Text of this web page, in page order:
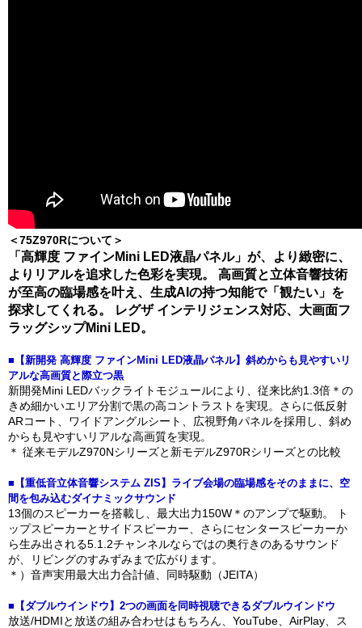
＜75Z970Rについて＞
「高輝度 ファインMini LED液晶パネル」が、より緻密に、
よりリアルを追求した色彩を実現。 高画質と立体音響技術
が至高の臨場感を叶え、生成AIの持つ知能で「観たい」を
探求してくれる。 レグザ インテリジェンス対応、大画面フ
ラッグシップMini LED。
■【新開発 高輝度 ファインMini LED液晶パネル】斜めからも見やすいリ
アルな高画質と際立つ黒
新開発Mini LEDバックライトモジュールにより、従来比約1.3倍＊の
きめ細かいエリア分割で黒の高コントラストを実現。さらに低反射
ARコート、ワイドアングルシート、広視野角パネルを採用し、斜め
からも見やすいリアルな高画質を実現。
＊ 従来モデルZ970Nシリーズと新モデルZ970Rシリーズとの比較
■【重低音立体音響システム ZIS】ライブ会場の臨場感をそのままに、空
間を包み込むダイナミックサウンド
13個のスピーカーを搭載し、最大出力150W＊のアンプで駆動。 ト
ップスピーカーとサイドスピーカー、さらにセンタースピーカーか
ら生み出される5.1.2チャンネルならではの奥行きのあるサウンド
が、リビングのすみずみまで広がります。
＊）音声実用最大出力合計値、同時駆動（JEITA）
■【ダブルウインドウ】2つの画面を同時視聴できるダブルウインドウ
放送/HDMIと放送の組み合わせはもちろん、YouTube、AirPlay、ス